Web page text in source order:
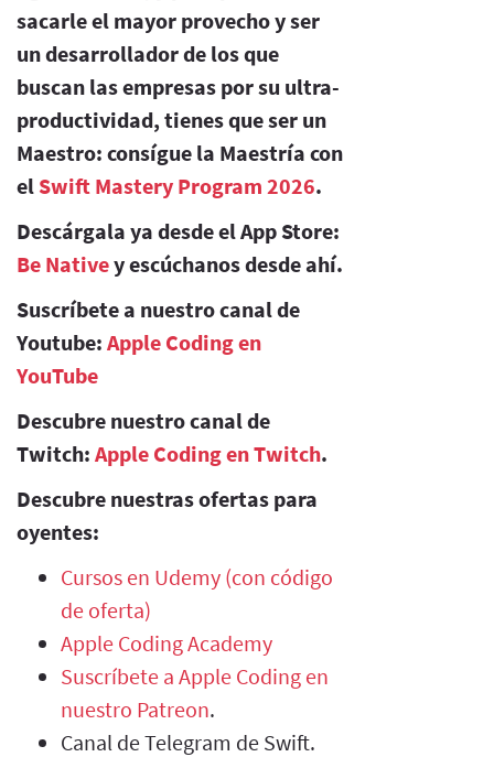
sacarle el mayor provecho y ser
un desarrollador de los que
buscan las empresas por su ultra-
productividad, tienes que ser un
Maestro: consígue la Maestría con
el Swift Mastery Program 2026.
Descárgala ya desde el App Store:
Be Nativey escúchanos desde ahí.
Suscríbete a nuestro canal de
Youtube: Apple Coding en
YouTube
Descubre nuestro canal de
Twitch: Apple Coding en Twitch.
Descubre nuestras ofertas para
oyentes:
Cursos en Udemy (con código
de oferta)
Apple Coding Academy
Suscríbete a Apple Coding en
nuestro Patreon.
Canal de Telegram de Swift.